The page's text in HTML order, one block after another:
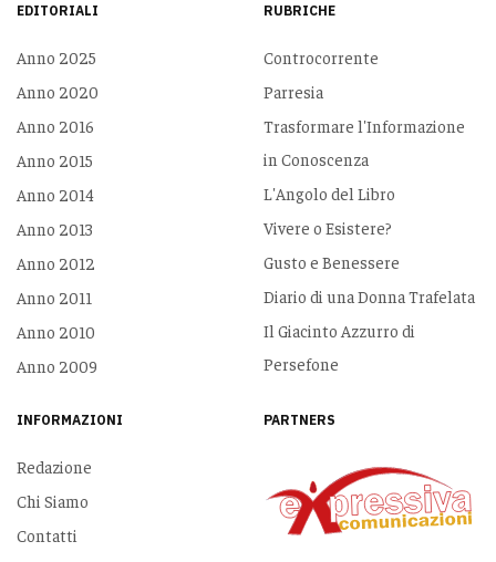
EDITORIALI
Anno 2025
Anno 2020
Anno 2016
Anno 2015
Anno 2014
Anno 2013
Anno 2012
Anno 2011
Anno 2010
Anno 2009
RUBRICHE
Controcorrente
Parresia
Trasformare l'Informazione
in Conoscenza
L'Angolo del Libro
Vivere o Esistere?
Gusto e Benessere
Diario di una Donna Trafelata
Il Giacinto Azzurro di
Persefone
INFORMAZIONI
Redazione
Chi Siamo
Contatti
PARTNERS